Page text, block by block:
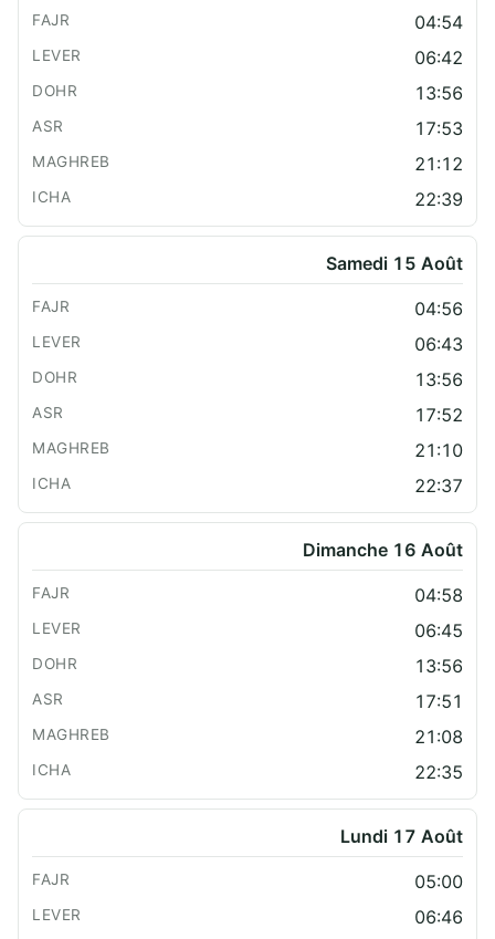
04:54
06:42
13:56
17:53
21:12
22:39
Samedi 15 Août
04:56
06:43
13:56
17:52
21:10
22:37
Dimanche 16 Août
04:58
06:45
13:56
17:51
21:08
22:35
Lundi 17 Août
05:00
06:46